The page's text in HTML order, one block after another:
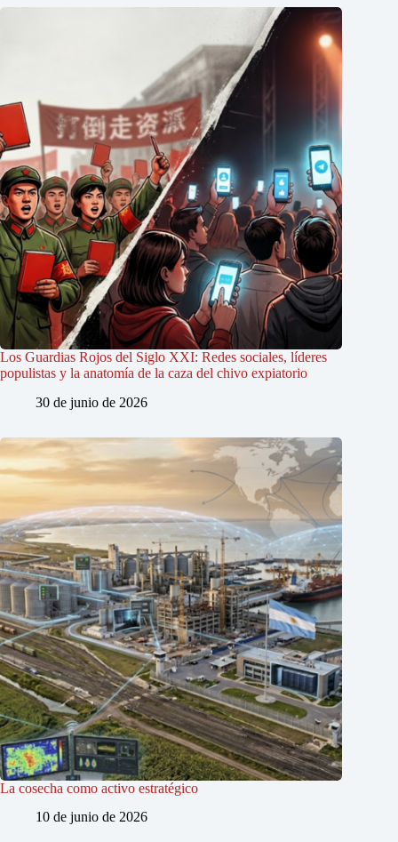
Los Guardias Rojos del Siglo XXI: Redes sociales, líderes
populistas y la anatomía de la caza del chivo expiatorio
30 de junio de 2026
La cosecha como activo estratégico
10 de junio de 2026